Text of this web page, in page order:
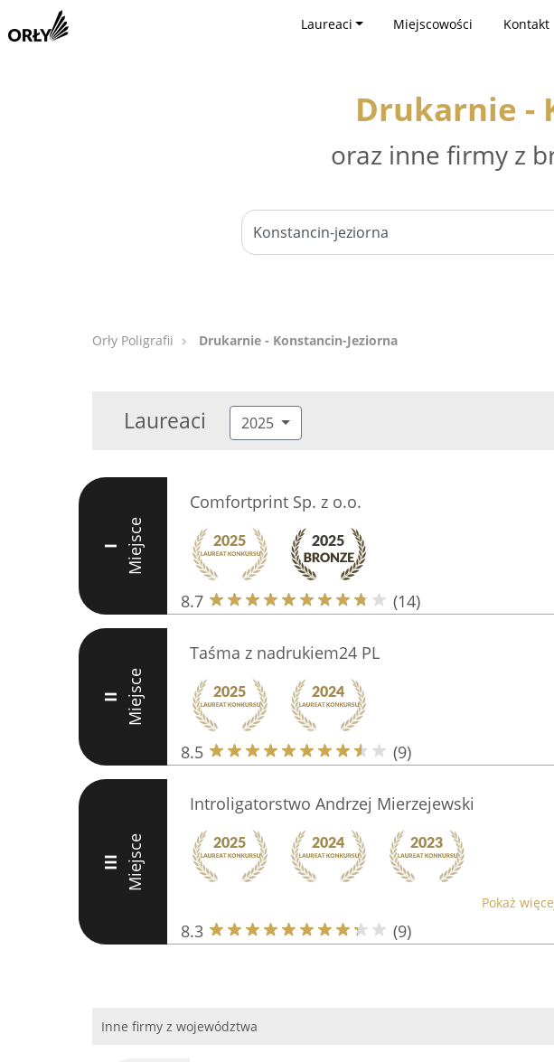
Laureaci Miejscowości Kontakt
Drukarnie -
oraz inne firmy z
Orły Poligrafii Drukarnie - Konstancin-Jeziorna
Laureaci 2025
I Miejsce
Comfortprint Sp. z o.o.
8.7 (14)
II Miejsce
Taśma z nadrukiem24 PL
8.5 (9)
III Miejsce
Introligatorstwo Andrzej Mierzejewski
Pokaż
8.3 (9)
Inne firmy z województwa